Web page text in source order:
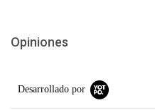
Opiniones
Desarrollado por